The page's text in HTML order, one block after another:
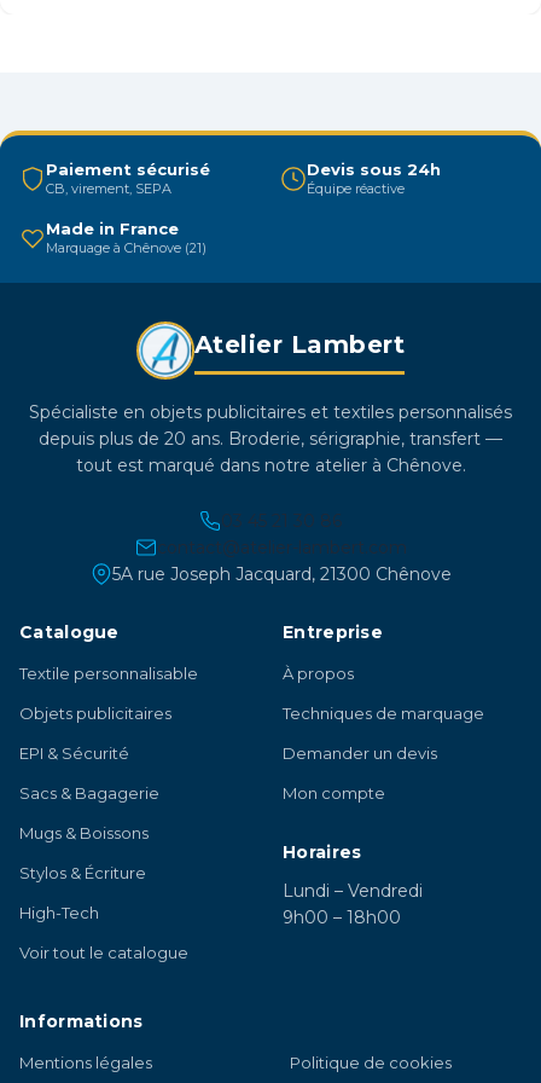
peuvent
être
choisies
page
produit
Paiement sécurisé
CB, virement, SEPA
Devis sous 24h
Équipe réactive
Made in France
Marquage à Chênove (21)
Atelier Lambert
Spécialiste en objets publicitaires et textiles personnalisés
depuis plus de 20 ans. Broderie, sérigraphie, transfert —
tout est marqué dans notre atelier à Chênove.
03 45 21 30 86
contact@atelier-lambert.com
5A rue Joseph Jacquard, 21300 Chênove
Catalogue
Textile personnalisable
Objets publicitaires
EPI & Sécurité
Sacs & Bagagerie
Mugs & Boissons
Stylos & Écriture
High-Tech
Voir tout le catalogue
Entreprise
À propos
Techniques de marquage
Demander un devis
Mon compte
Horaires
Lundi – Vendredi
9h00 – 18h00
Informations
Mentions légales Politique de cookies